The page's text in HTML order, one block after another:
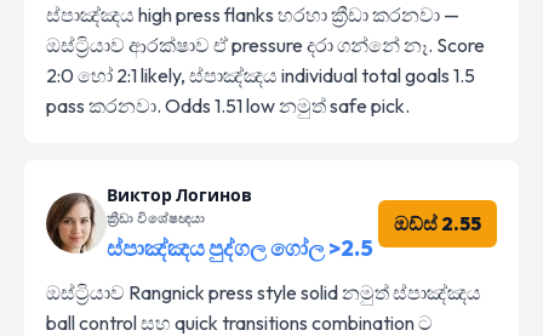
ස්පාඤ්ඤය high press flanks හරහා ක්‍රීඩා කරනවා —
ඔස්ට්‍රියාව ආරක්ෂාව ඒ pressure දරා ගන්නේ නෑ. Score
2:0 හෝ 2:1 likely, ස්පාඤ්ඤය individual total goals 1.5
pass කරනවා. Odds 1.51 low නමුත් safe pick.
Виктор Логинов
ක්‍රීඩා විශේෂඥයා
ස්පාඤ්ඤය පුද්ගල ගෝල >2.5
ඔඩ්ස් 2.55
ඔස්ට්‍රියාව Rangnick press style solid නමුත් ස්පාඤ්ඤය
ball control සහ quick transitions combination ට